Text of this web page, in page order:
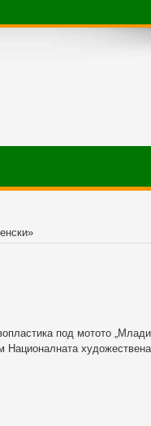
под мотото
Националната художествена